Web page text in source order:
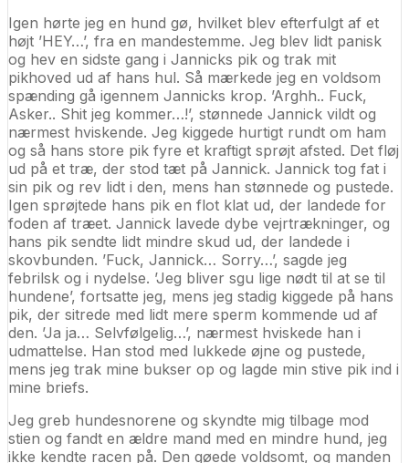
Igen hørte jeg en hund gø, hvilket blev efterfulgt af et
højt ’HEY…’, fra en mandestemme. Jeg blev lidt panisk
og hev en sidste gang i Jannicks pik og trak mit
pikhoved ud af hans hul. Så mærkede jeg en voldsom
spænding gå igennem Jannicks krop. ’Arghh.. Fuck,
Asker.. Shit jeg kommer…!’, stønnede Jannick vildt og
nærmest hviskende. Jeg kiggede hurtigt rundt om ham
og så hans store pik fyre et kraftigt sprøjt afsted. Det fløj
ud på et træ, der stod tæt på Jannick. Jannick tog fat i
sin pik og rev lidt i den, mens han stønnede og pustede.
Igen sprøjtede hans pik en flot klat ud, der landede for
foden af træet. Jannick lavede dybe vejrtrækninger, og
hans pik sendte lidt mindre skud ud, der landede i
skovbunden. ’Fuck, Jannick… Sorry…’, sagde jeg
febrilsk og i nydelse. ’Jeg bliver sgu lige nødt til at se til
hundene’, fortsatte jeg, mens jeg stadig kiggede på hans
pik, der sitrede med lidt mere sperm kommende ud af
den. ’Ja ja… Selvfølgelig…’, nærmest hviskede han i
udmattelse. Han stod med lukkede øjne og pustede,
mens jeg trak mine bukser op og lagde min stive pik ind i
mine briefs.
Jeg greb hundesnorene og skyndte mig tilbage mod
stien og fandt en ældre mand med en mindre hund, jeg
ikke kendte racen på. Den gøede voldsomt, og manden